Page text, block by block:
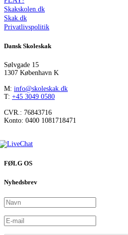
Skakskolen.dk
Skak.dk
Privatlivspolitik
Dansk Skoleskak
Sølvgade 15
1307 København K
M: info@skoleskak.dk
T: +45 3049 0580
CVR.: 76843716
Konto: 0400 1081718471
FØLG OS
Nyhedsbrev